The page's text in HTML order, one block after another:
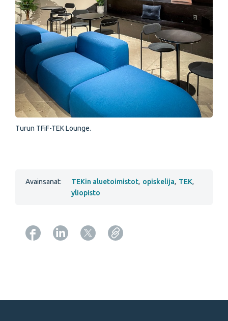
Turun TFiF-TEK Lounge.
Avainsanat: TEKin aluetoimistot, opiskelija, TEK,
yliopisto